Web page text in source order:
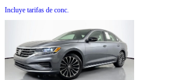
Incluye tarifas de conc.